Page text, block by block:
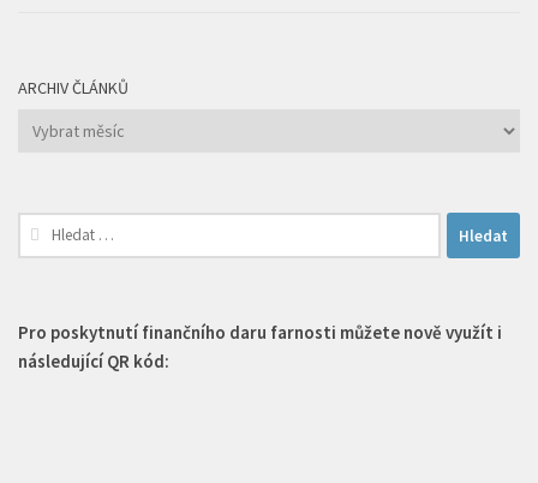
ARCHIV ČLÁNKŮ
Archiv
Vyhledávání
Pro poskytnutí finančního daru farnosti můžete nově využít i
následující QR kód: